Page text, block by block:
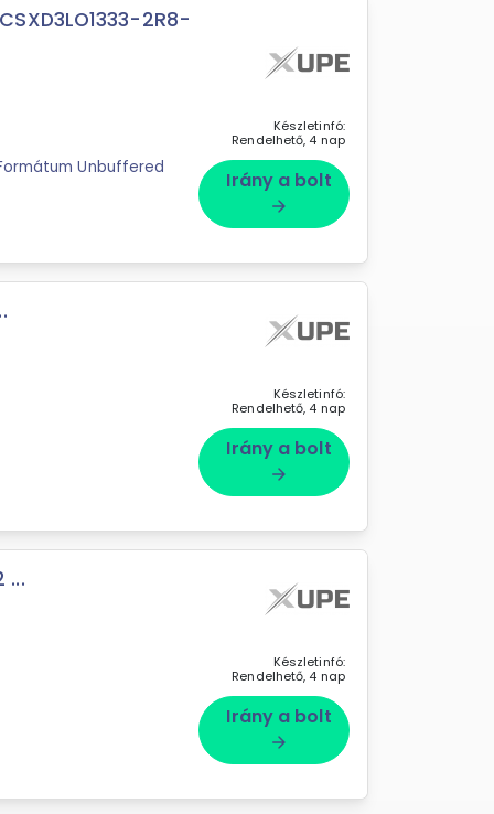
2R8-
Unbuffered
Készletinfó:
Rendelhető, 4 nap
Irány a bolt
arrow_forward
Készletinfó:
Rendelhető, 4 nap
Irány a bolt
arrow_forward
...
Készletinfó:
Rendelhető, 4 nap
Irány a bolt
arrow_forward